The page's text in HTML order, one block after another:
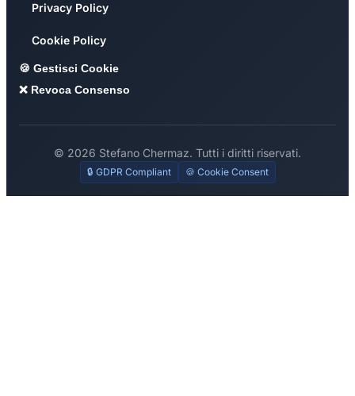
Privacy Policy
Cookie Policy
🍪 Gestisci Cookie
❌ Revoca Consenso
© 2026 Stefano Chermaz. Tutti i diritti riservati.
🔒 GDPR Compliant 🍪 Cookie Consent